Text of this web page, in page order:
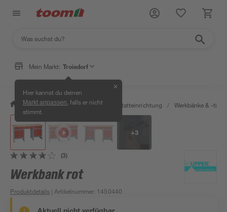
Mein Markt: Troisdorf
Hier kannst du deinen
Markt anpassen , falls er nicht
stimmt.
✕
/ Werkstatt & Maschinen / Werkstatteinrichtung / Werkbänke & -
+3
(3)
Werkbank rot
Produktdetails | Artikelnummer: 1450440
Aktuell nicht verfügbar